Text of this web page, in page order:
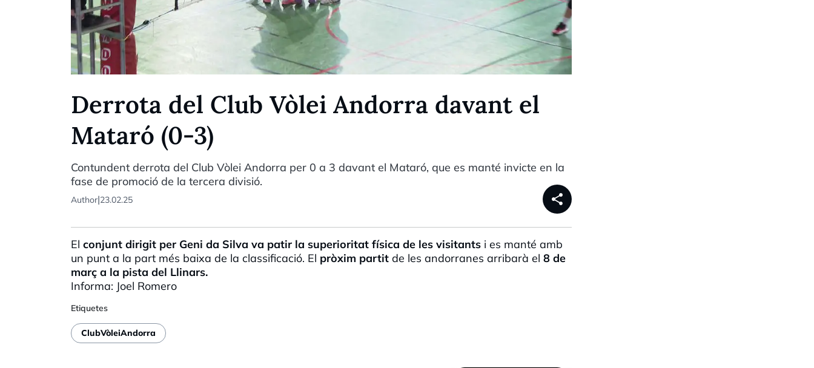
Derrota del Club Vòlei Andorra davant el
Mataró (0-3)
Contundent derrota del Club Vòlei Andorra per 0 a 3 davant el Mataró, que es manté invicte en la
fase de promoció de la tercera divisió.
Author|23.02.25 share
El conjunt dirigit per Geni da Silva va patir la superioritat física de les visitants i es manté amb
un punt a la part més baixa de la classificació. El pròxim partit de les andorranes arribarà el 8 de
març a la pista del Llinars.
Informa: Joel Romero
Etiquetes
ClubVòleiAndorra